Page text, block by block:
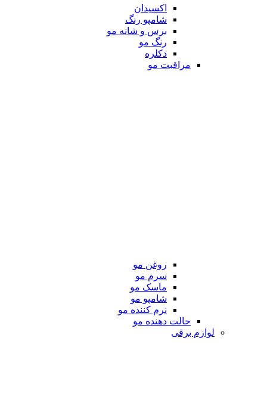
اکسیدان
شامپو رنگ
برس و شانه مو
رنگ مو
دکلره
مراقبت مو
روغن مو
سرم مو
ماسک مو
شامپو مو
نرم کننده مو
حالت دهنده مو
لوازم برقی